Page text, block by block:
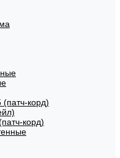
корд)
корд)